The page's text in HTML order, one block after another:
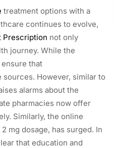
treatment options with a
continues to evolve,
Prescription not only
journey. While the
that
However, similar to
alarms about the
pharmacies now offer
Similarly, the online
mg dosage, has surged. In
that education and